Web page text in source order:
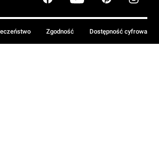
Zgodność Dostępność cyfrowa